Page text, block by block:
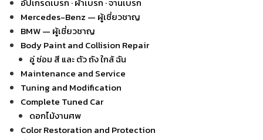
อัปเกรดเบรก · ผ้าเบรก · จานเบรก
Mercedes-Benz — ผู้เชี่ยวชาญ
BMW — ผู้เชี่ยวชาญ
Body Paint and Collision Repair
อู่ ซ่อม สี และ ตัว ถัง ใกล้ ฉัน
Maintenance and Service
Tuning and Modification
Complete Tuned Car
ดอกไม้งานศพ
Color Restoration and Protection